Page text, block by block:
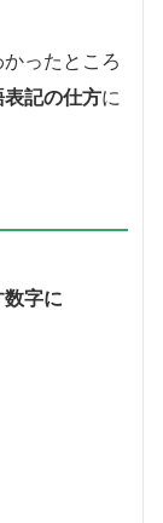
ったところ
記の仕方に
字に